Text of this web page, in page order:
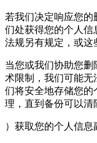
若我们决定响应您
们处获得您的个人信
法规另有规定，或这
当您或我们协助您
术限制，我们可能无
们将安全地存储您的
理，直到备份可以清
）获取您的个人信息